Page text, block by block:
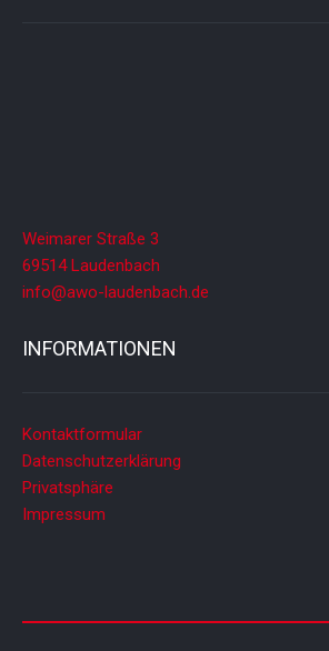
Weimarer Straße 3
69514 Laudenbach
info@awo-laudenbach.de
INFORMATIONEN
Kontaktformular
Datenschutzerklärung
Privatsphäre
Impressum